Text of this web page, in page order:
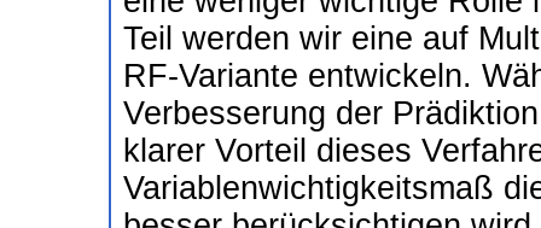
Teil werden wir eine auf
RF-Variante entwickeln.
Verbesserung der
klarer Vorteil dieses
Variablenwichtigkeitsmaß